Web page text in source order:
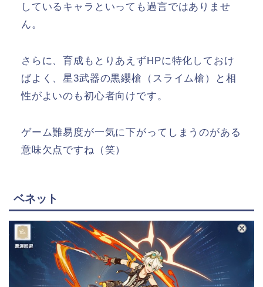
しているキャラといっても過言ではありませ
ん。
さらに、育成もとりあえずHPに特化しておけ
ばよく、星3武器の黒纓槍（スライム槍）と相
性がよいのも初心者向けです。
ゲーム難易度が一気に下がってしまうのがある
意味欠点ですね（笑）
ベネット